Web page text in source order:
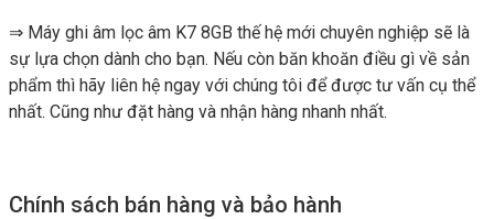
⇒ Máy ghi âm lọc âm K7 8GB thế hệ mới chuyên nghiệp sẽ là
sự lựa chọn dành cho bạn. Nếu còn băn khoăn điều gì về sản
phẩm thì hãy liên hệ ngay với chúng tôi để được tư vấn cụ thể
nhất. Cũng như đặt hàng và nhận hàng nhanh nhất.
Chính sách bán hàng và bảo hành